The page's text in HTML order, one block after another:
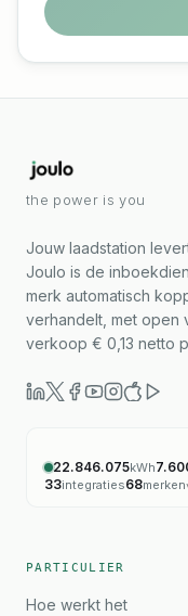
the power is you
Jouw laadstation
Joulo is de
merk automatisch
verhandelt, met open
verkoop € 0,13 netto
22.846.075kWh
33integraties68merken
PARTICULIER
Hoe werkt het